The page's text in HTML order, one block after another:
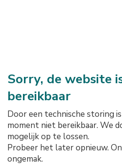
Sorry, de website
bereikbaar
Door een technische storing
moment niet bereikbaar. We
mogelijk op te lossen.
Probeer het later opnieuw.
ongemak.